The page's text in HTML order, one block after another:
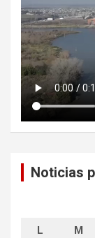
Noticias
L M